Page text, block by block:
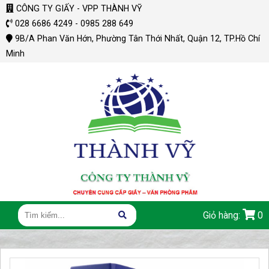
CÔNG TY GIẤY - VPP THÀNH VỸ
028 6686 4249 - 0985 288 649
9B/A Phan Văn Hớn, Phường Tân Thới Nhất, Quận 12, TP.Hồ Chí
Minh
Giỏ hàng: 0